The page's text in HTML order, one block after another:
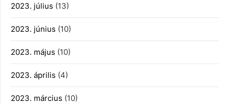
2023. július (13)
2023. június (10)
2023. május (10)
2023. április (4)
2023. március (10)